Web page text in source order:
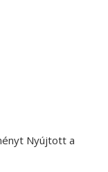
Nyújtott a